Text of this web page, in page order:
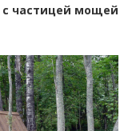
частицей мощей